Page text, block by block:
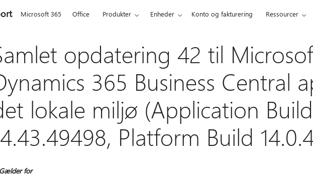
Microsoft 365 Office Produkter Enheder Konto og fakturering Ressourcer
opdatering 42 til
365 Business Central
lokale miljø (Application Build
Platform Build
Gælder for